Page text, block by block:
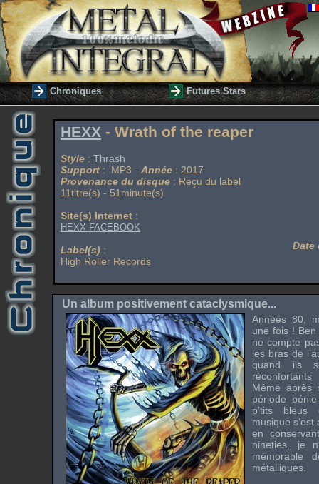
Chroniques Futures Stars
HEXX - Wrath of the reaper
Style : Thrash
Support : MP3 - Année : 2017
Provenance du disque : Reçu du label
11titre(s) - 51minute(s)
Site(s) Internet :
HEXX FACEBOOK
Label(s) :
High Roller Records
Date
Un album positivement cataclysmique...
Années 80,
une fois !
ne compte
les bras de
quand ils
Même après
période
p’tits bleus
musique
en
nineties, je
mémorable
métalliques.